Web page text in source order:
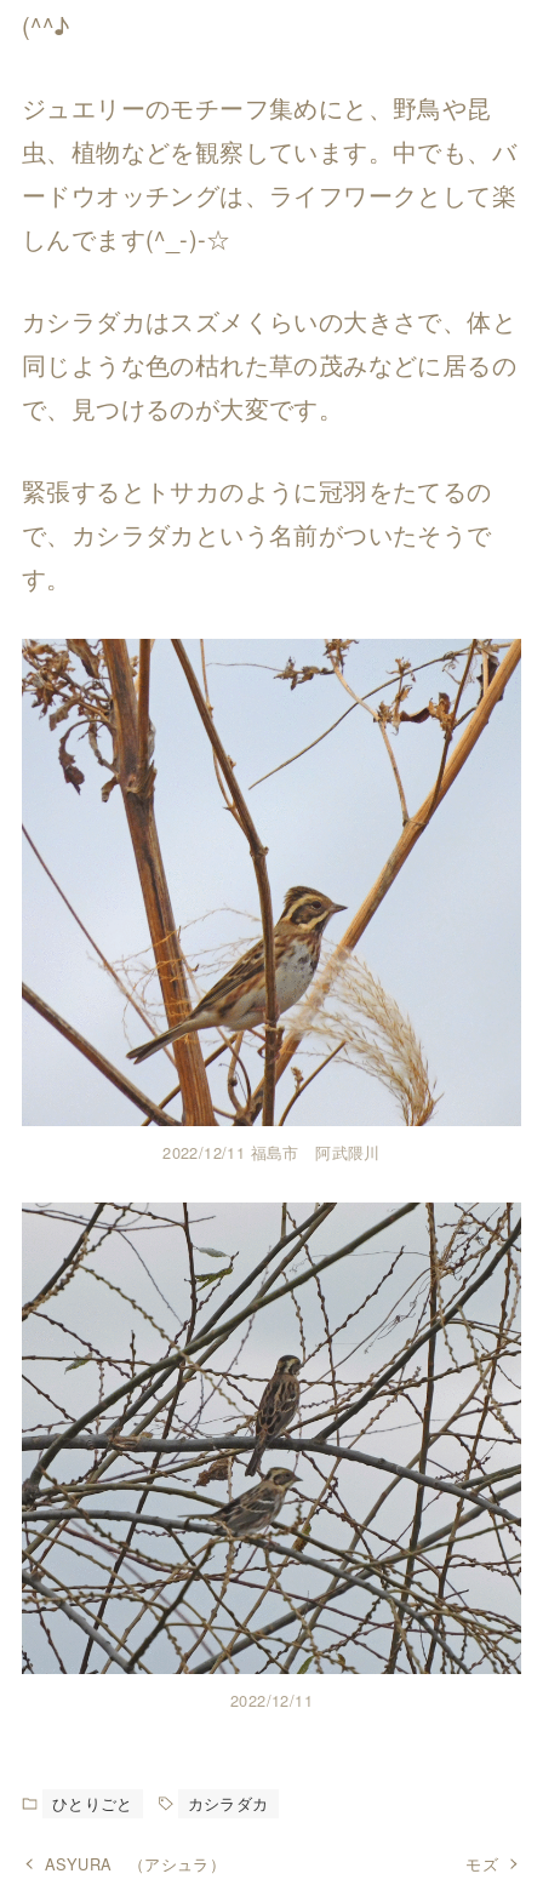
(^^♪
ジュエリーのモチーフ集めにと、野鳥や昆
虫、植物などを観察しています。中でも、バ
ードウオッチングは、ライフワークとして楽
しんでます(^_-)-☆
カシラダカはスズメくらいの大きさで、体と
同じような色の枯れた草の茂みなどに居るの
で、見つけるのが大変です。
緊張するとトサカのように冠羽をたてるの
で、カシラダカという名前がついたそうで
す。
2022/12/11 福島市 阿武隈川
2022/12/11
ひとりごと カシラダカ
ASYURA （アシュラ） モズ